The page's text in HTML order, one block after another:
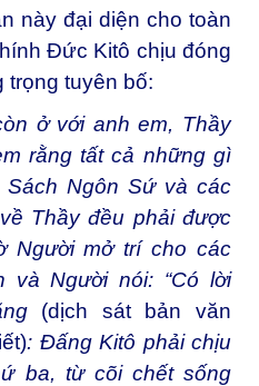
này đại diện cho toàn
Đức Kitô chịu đóng
trọng tuyên bố:
ở với anh em, Thầy
rằng tất cả những gì
Ngôn Sứ và các
Thầy đều phải được
Người mở trí cho các
và Người nói: “Có lời
(dịch sát bản văn
: Đấng Kitô phải chịu
ba, từ cõi chết sống